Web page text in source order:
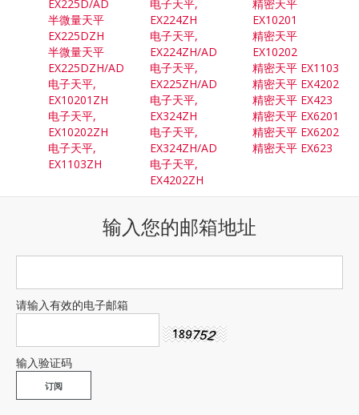
EX225D/AD
半微量天平
EX225DZH
半微量天平
EX225DZH/AD
电子天平,
EX10201ZH
电子天平,
EX10202ZH
电子天平,
EX1103ZH
电子天平,
EX224ZH
电子天平,
EX224ZH/AD
电子天平,
EX225ZH/AD
电子天平,
EX324ZH
电子天平,
EX324ZH/AD
电子天平,
EX4202ZH
精密天平
EX10201
精密天平
EX10202
精密天平 EX1103
精密天平 EX4202
精密天平 EX423
精密天平 EX6201
精密天平 EX6202
精密天平 EX623
输入您的邮箱地址
请输入有效的电子邮箱
输入验证码